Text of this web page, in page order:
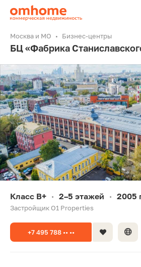
Москва и МО Бизнес-центры
БЦ «Фабрика
Класс B+ • 2–5 этажей • 2005
Застройщик O1 Properties
+7 495 788 •• ••